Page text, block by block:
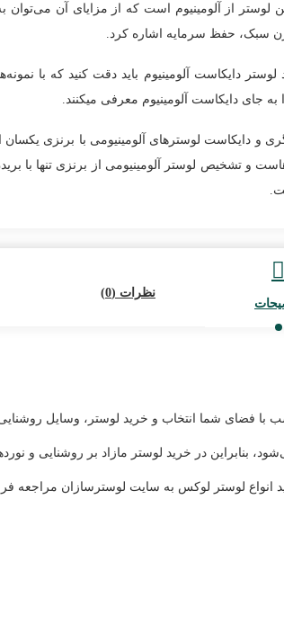
لوستر از آلومینیوم است که از مزایای آن می‌توان به
وزن سبک، حفظ سرمایه اشاره کرد.
لوستر دایکاست آلومینیوم باید دقت کنید که با
به جای دایکاست آلومینیوم معرفی میکنند.
و دایکاست لوسترهای آلومینیومی با برنزی یکسان
و تشخیص لوستر آلومینیومی از برنزی تنها با
نظرات (0)
با فضای شما انتخاب و خرید لوستر، وسایل
بنابراین در خرید لوستر مازاد بر روشنایی و
انواع لوستر لوکس به سایت لوسترسازان مراجعه